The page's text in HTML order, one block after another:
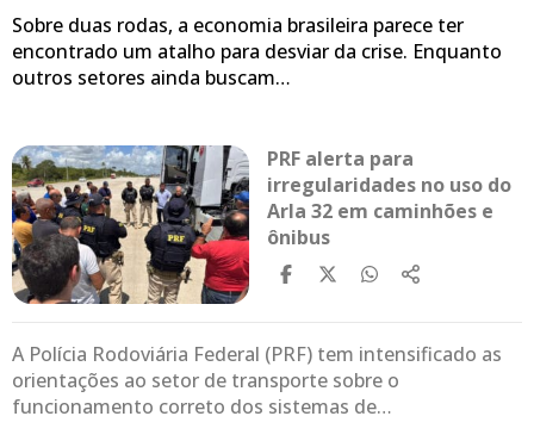
Sobre duas rodas, a economia brasileira parece ter
encontrado um atalho para desviar da crise. Enquanto
outros setores ainda buscam…
PRF alerta para
irregularidades no uso do
Arla 32 em caminhões e
ônibus
A Polícia Rodoviária Federal (PRF) tem intensificado as
orientações ao setor de transporte sobre o
funcionamento correto dos sistemas de…